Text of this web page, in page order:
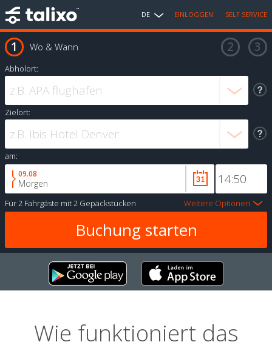
DE EINLOGGEN SELF SERVICE
Wo & Wann
Abholort:
Zielort:
am:
09.08
Morgen
Für2 Fahrgäste mit2 Gepäckstücken Weitere Optionen
Wie funktioniert das